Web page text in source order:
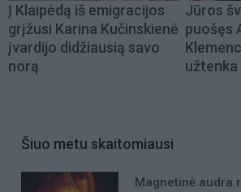
Į Klaipėdą iš emigracijos
grįžusi Karina Kučinskienė
įvardijo didžiausią savo
norą
Jūros
puošęs
užtenka
Šiuo metu skaitomiausi
Magnetinė audra